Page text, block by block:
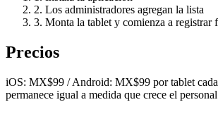
2. Los administradores agregan la lista
3. Monta la tablet y comienza a registrar
Precios
iOS: MX$99 / Android: MX$99 por tablet
permanece igual a medida que crece el